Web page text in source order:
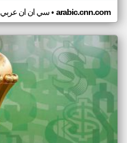
سي ان ان عربي• arabic.cnn.com